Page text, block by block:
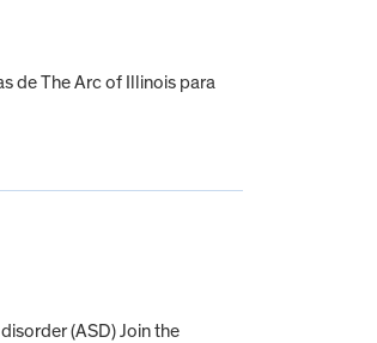
de The Arc of Illinois para
(ASD) Join the